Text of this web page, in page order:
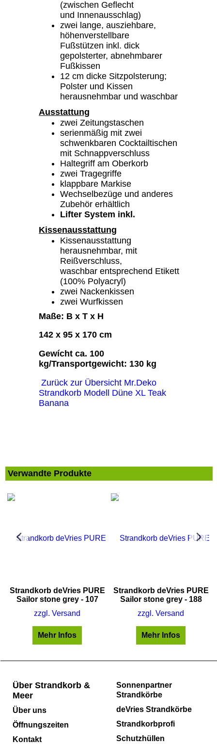
(zwischen Geflecht
und Innenausschlag)
zwei lange, ausziehbare,
höhenverstellbare
Fußstützen inkl. dick
gepolsterter, abnehmbarer
Fußkissen
12 cm dicke Sitzpolsterung;
Polster und Kissen
herausnehmbar und waschbar
Ausstattung
zwei Zeitungstaschen
serienmäßig mit zwei
schwenkbaren Cocktailtischen
mit Schnappverschluss
Haltegriff am Oberkorb
zwei Tragegriffe
klappbare Markise
Wechselbezüge und anderes
Zubehör erhältlich
Lifter System inkl.
Kissenausstattung
Kissenausstattung
herausnehmbar, mit
Reißverschluss,
waschbar entsprechend Etikett
(100% Polyacryl)
zwei Nackenkissen
zwei Wurfkissen
Maße: B x T x H
142 x 95 x 170 cm
Gewícht ca. 100
kg/Transportgewicht: 130 kg
Zurück zur Übersicht Mr.Deko
Strandkorb Modell Düne XL Teak
Banana
Verwandte Produkte
Strandkorb deVries PURE
Sailor stone grey - 107
zzgl. Versand
Mehr Infos
Strandkorb deVries PURE
Sailor stone grey - 188
zzgl. Versand
Mehr Infos
Sonnenpartner
Strandkörbe
deVries Strandkörbe
Strandkorbprofi
Schutzhüllen
Über Strandkorb &
Meer
Über uns
Öffnungszeiten
Kontakt